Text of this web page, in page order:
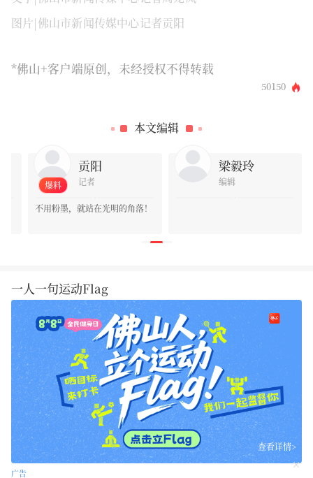
图片|佛山市新闻传媒中心记者贡阳
*佛山+客户端原创，未经授权不得转载
50150
本文编辑
爆料
贡阳
记者
不用粉墨，就站在光明的角落！
梁毅玲
编辑
一人一句运动Flag
广告
查看详情>